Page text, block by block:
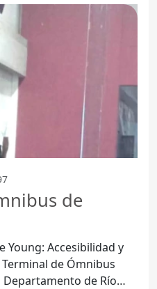
de
Young: Accesibilidad y
Departamento de Río